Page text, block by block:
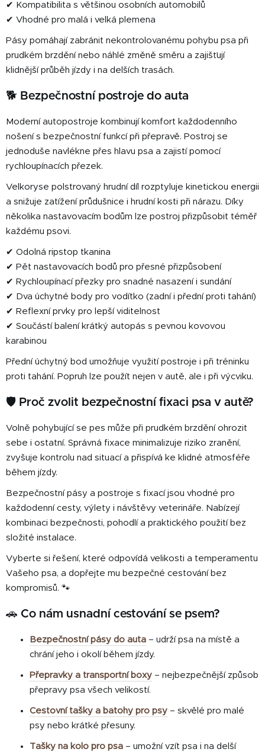
✔ Kompatibilita s většinou osobních automobilů
✔ Vhodné pro malá i velká plemena
Pásy pomáhají zabránit nekontrolovanému pohybu psa při
prudkém brzdění nebo náhlé změně směru a zajišťují
klidnější průběh jízdy i na delších trasách.
🐕 Bezpečnostní postroje do auta
Moderní autopostroje kombinují komfort každodenního
nošení s bezpečnostní funkcí při přepravě. Postroj se
jednoduše navlékne přes hlavu psa a zajistí pomocí
rychloupínacích přezek.
Velkoryse polstrovaný hrudní díl rozptyluje kinetickou energii
a snižuje zatížení průdušnice i hrudní kosti při nárazu. Díky
několika nastavovacím bodům lze postroj přizpůsobit téměř
každému psovi.
✔ Odolná ripstop tkanina
✔ Pět nastavovacích bodů pro přesné přizpůsobení
✔ Rychloupínací přezky pro snadné nasazení i sundání
✔ Dva úchytné body pro vodítko (zadní i přední proti tahání)
✔ Reflexní prvky pro lepší viditelnost
✔ Součástí balení krátký autopás s pevnou kovovou
karabinou
Přední úchytný bod umožňuje využití postroje i při tréninku
proti tahání. Popruh lze použít nejen v autě, ale i při výcviku.
🛡 Proč zvolit bezpečnostní fixaci psa v autě?
Volně pohybující se pes může při prudkém brzdění ohrozit
sebe i ostatní. Správná fixace minimalizuje riziko zranění,
zvyšuje kontrolu nad situací a přispívá ke klidné atmosféře
během jízdy.
Bezpečnostní pásy a postroje s fixací jsou vhodné pro
každodenní cesty, výlety i návštěvy veterináře. Nabízejí
kombinaci bezpečnosti, pohodlí a praktického použití bez
složité instalace.
Vyberte si řešení, které odpovídá velikosti a temperamentu
Vašeho psa, a dopřejte mu bezpečné cestování bez
kompromisů. 🐾
🚗 Co nám usnadní cestování se psem?
Bezpečnostní pásy do auta – udrží psa na místě a
chrání jeho i okolí během jízdy.
Přepravky a transportní boxy – nejbezpečnější způsob
přepravy psa všech velikostí.
Cestovní tašky a batohy pro psy – skvělé pro malé
psy nebo krátké přesuny.
Tašky na kolo pro psa – umožní vzít psa i na delší